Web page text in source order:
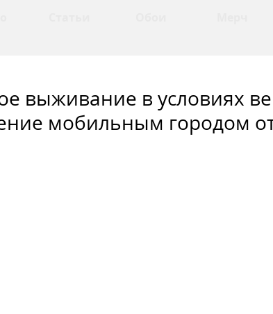
выживание в условиях
мобильным городом